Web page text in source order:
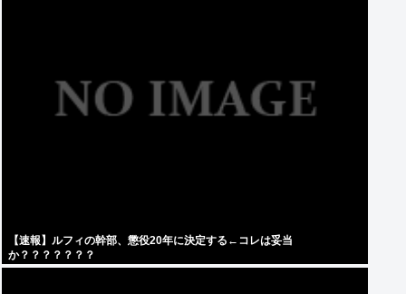
【速報】ルフィの幹部、懲役20年に決定する←コレは妥当
か？？？？？？？